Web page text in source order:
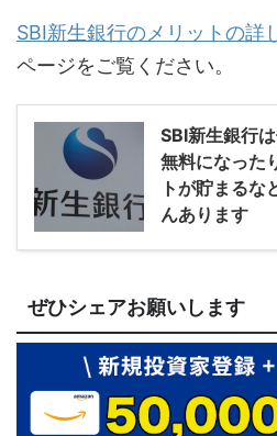
SBI新生銀行のメリットの詳
ページをご覧ください。
SBI新生銀行
無料になった
トが貯まるな
んあります
ぜひシェアお願いします